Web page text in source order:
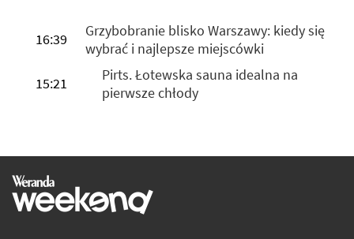
16:39
Grzybobranie blisko Warszawy: kiedy się
wybrać i najlepsze miejscówki
15:21
Pirts. Łotewska sauna idealna na
pierwsze chłody